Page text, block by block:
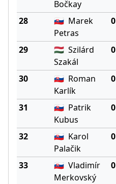
Bočkay
28 🇸🇰 Marek
Petras
0
29 🇭🇺 Szilárd
Szakál
0
30 🇸🇰 Roman
Karlík
0
31 🇸🇰 Patrik
Kubus
0
32 🇸🇰 Karol
Palačik
0
33 🇸🇰 Vladimír
Merkovský
0